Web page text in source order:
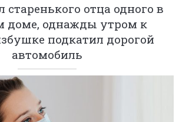
старенького отца одного в
доме, однажды утром к
подкатил дорогой
автомобиль